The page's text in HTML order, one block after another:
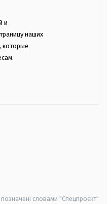
и
наших
которые
позначені словами "Спецпроєкт"